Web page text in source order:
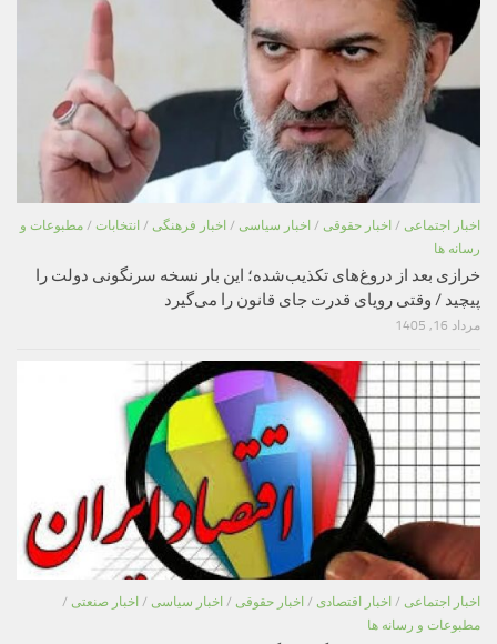
اخبار اجتماعی / اخبار حقوقی / اخبار سیاسی / اخبار فرهنگی / انتخابات / مطبوعات و
رسانه ها
خرازی بعد از دروغ‌های تکذیب‌شده؛ این بار نسخه سرنگونی دولت را
پیچید / وقتی رویای قدرت جای قانون را می‌گیرد
مرداد 16, 1405
اخبار اجتماعی / اخبار اقتصادی / اخبار حقوقی / اخبار سیاسی / اخبار صنعتی /
مطبوعات و رسانه ها